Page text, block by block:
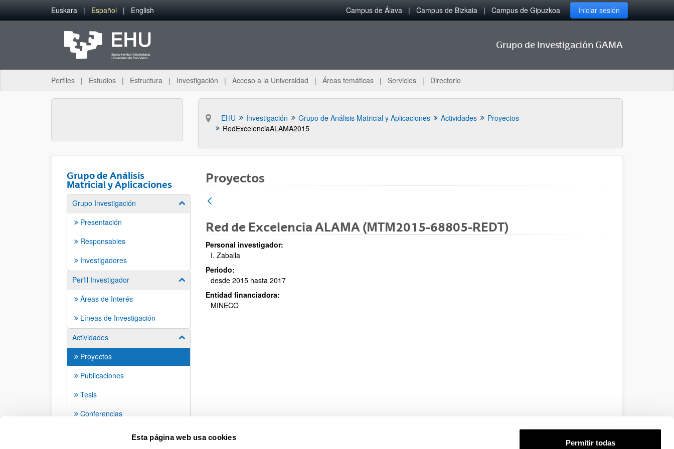
Esta página web usa cookies
Permitir todas
Saltar al contenido principal
Euskara Español English Campus de Álava Campus de Bizkaia Campus de Gipuzkoa Iniciar sesión
Grupo de Investigación GAMA
Perfiles Estudios Estructura Investigación Acceso a la Universidad Áreas temáticas Servicios Directorio
EHU Investigación Grupo de Análisis Matricial y Aplicaciones Actividades
Proyectos
RedExcelenciaALAMA2015
Grupo de Análisis
Matricial y Aplicaciones
Grupo Investigación Mostrar/ocultar subpáginas
Presentación
Responsables
Investigadores
Perfil Investigador
Mostrar/ocultar subpáginas
Áreas de Interés
Líneas de Investigación
Actividades
Mostrar/ocultar subpáginas
Proyectos
Publicaciones
Tesis
Conferencias
Proyectos
Red de Excelencia ALAMA (MTM2015-68805-REDT)
Personal investigador:
I. Zaballa
Periodo:
desde 2015 hasta 2017
Entidad financiadora:
MINECO